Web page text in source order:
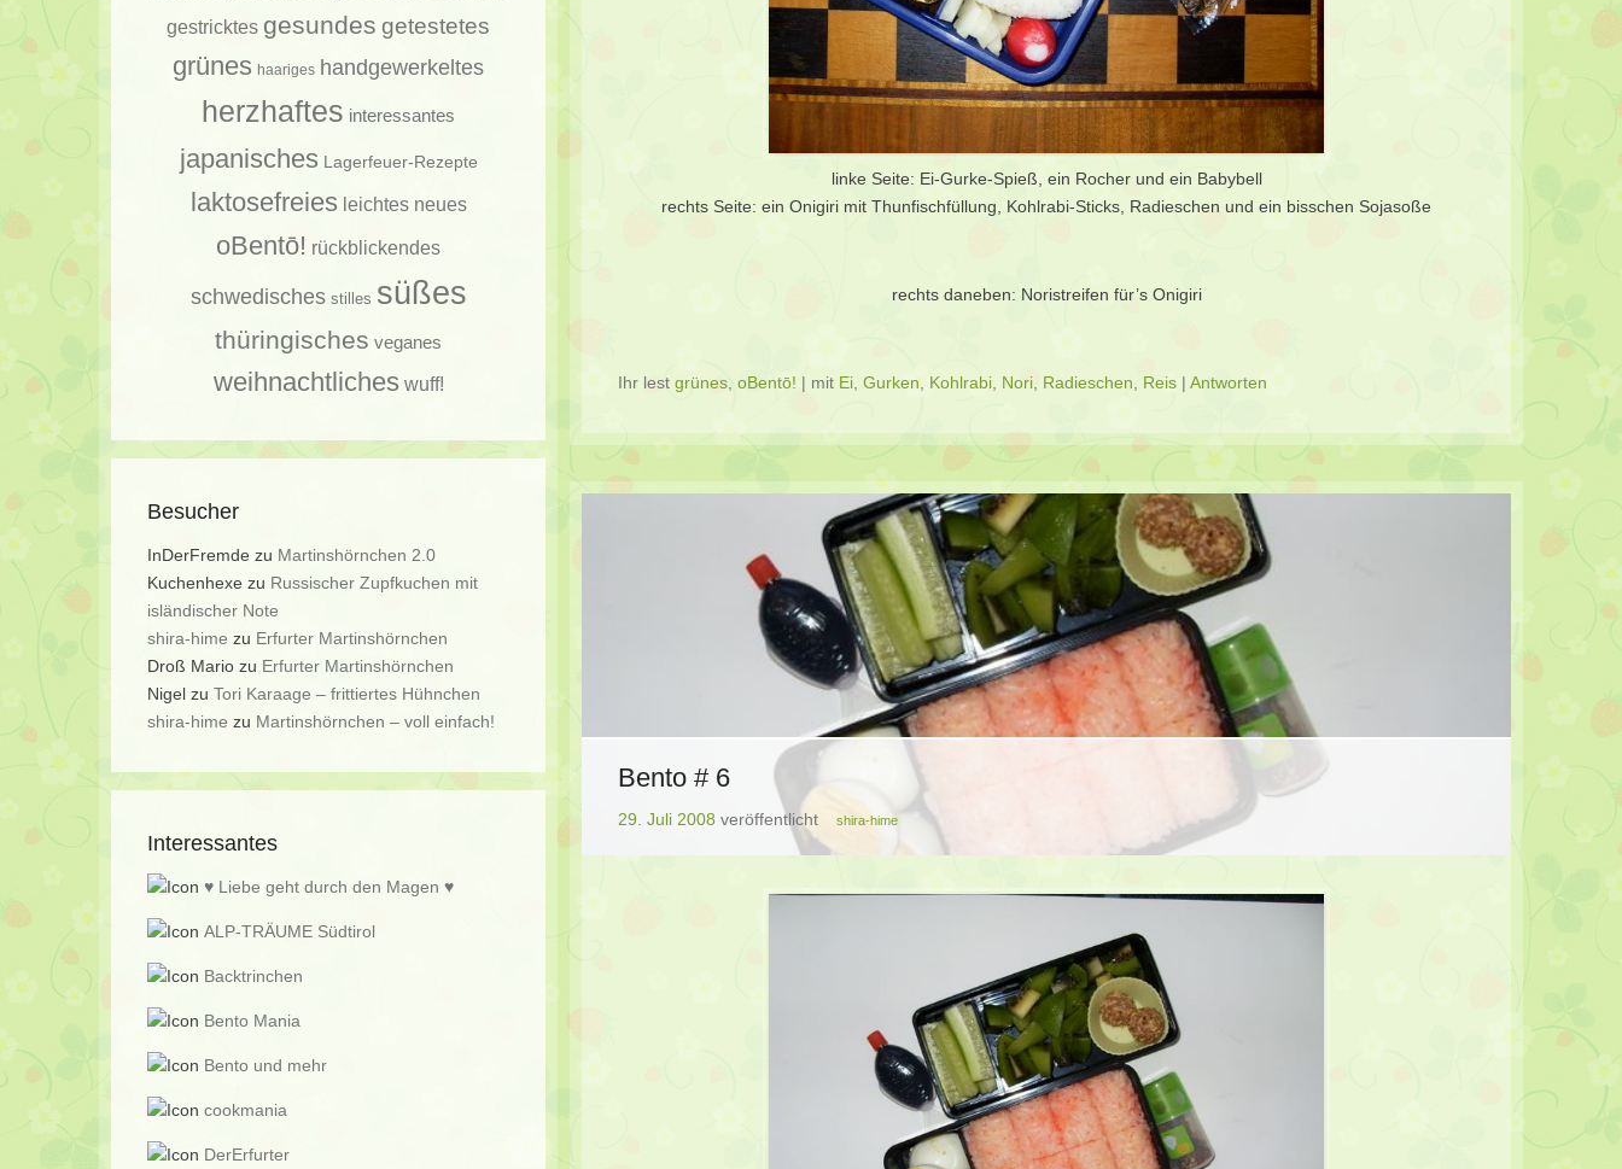
linke Seite: Ei-Gurke-Spieß, ein Rocher und ein Babybell
rechts Seite: ein Onigiri mit Thunfischfüllung, Kohlrabi-Sticks, Radieschen und ein bisschen Sojasoße
rechts daneben: Noristreifen für’s Onigiri
Ihr lest grünes oBentō! | mit Ei Gurken Kohlrabi Nori Radieschen Reis | Antworten
Bento # 6
29. Juli 2008 veröffentlicht shira-hime
gestricktes gesundes getestetes
grünes haariges handgewerkeltes
herzhaftes interessantes
japanisches Lagerfeuer-Rezepte
laktosefreies leichtes neues
oBentō! rückblickendes
schwedisches stilles süßes
thüringisches veganes
weihnachtliches wuff!
Besucher
InDerFremde zu Martinshörnchen 2.0
Kuchenhexe zu Russischer Zupfkuchen mit
isländischer Note
shira-hime zu Erfurter Martinshörnchen
Droß Mario zu Erfurter Martinshörnchen
Nigel zu Tori Karaage – frittiertes Hühnchen
shira-hime zu Martinshörnchen – voll einfach!
Interessantes
♥ Liebe geht durch den Magen ♥
ALP-TRÄUME Südtirol
Backtrinchen
Bento Mania
Bento und mehr
cookmania
DerErfurter